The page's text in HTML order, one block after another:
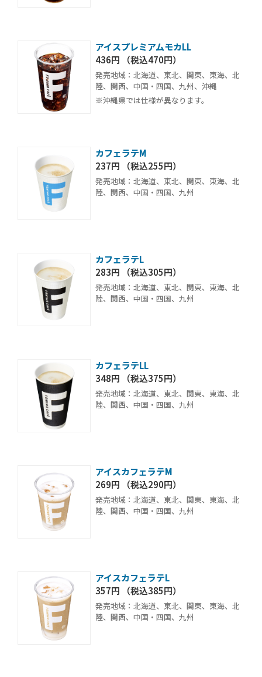
アイスプレミアムモカLL
436円 （税込470円）
発売地域：北海道、東北、関東、東海、北
陸、関西、中国・四国、九州、沖縄
※沖縄県では仕様が異なります。
カフェラテM
237円 （税込255円）
発売地域：北海道、東北、関東、東海、北
陸、関西、中国・四国、九州
カフェラテL
283円 （税込305円）
発売地域：北海道、東北、関東、東海、北
陸、関西、中国・四国、九州
カフェラテLL
348円 （税込375円）
発売地域：北海道、東北、関東、東海、北
陸、関西、中国・四国、九州
アイスカフェラテM
269円 （税込290円）
発売地域：北海道、東北、関東、東海、北
陸、関西、中国・四国、九州
アイスカフェラテL
357円 （税込385円）
発売地域：北海道、東北、関東、東海、北
陸、関西、中国・四国、九州